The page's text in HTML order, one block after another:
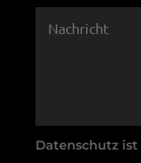
Datenschutz